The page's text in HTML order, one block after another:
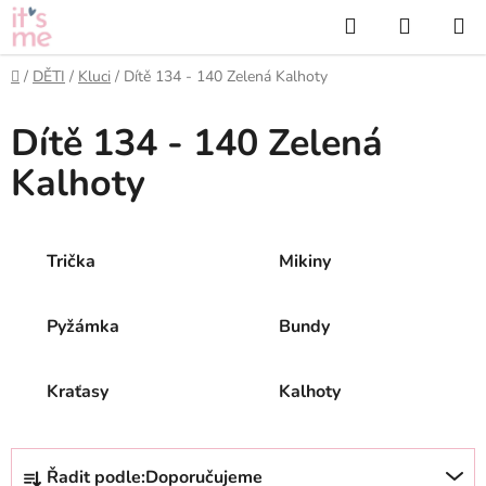
Přejít
na
obsah
Hledat
KOŠÍK
Domů
/ DĚTI / Kluci / Dítě 134 - 140 Zelená Kalhoty
Dítě 134 - 140 Zelená
Kalhoty
Trička Mikiny
Pyžámka Bundy
Kraťasy Kalhoty
Ř
Řadit podle:Doporučujeme